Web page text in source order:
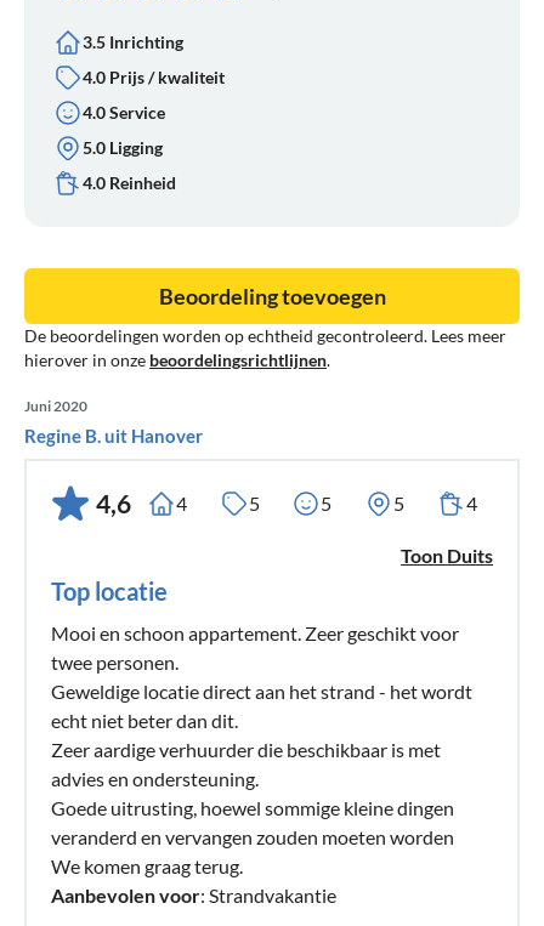
3.5 Inrichting
4.0 Prijs / kwaliteit
4.0 Service
5.0 Ligging
4.0 Reinheid
De beoordelingen worden op echtheid gecontroleerd. Lees meer
hierover in onze beoordelingsrichtlijnen.
Beoordeling toevoegen
Juni 2020
Regine B. uit Hanover
4,6 4 5 5 5 4
Toon Duits
Top locatie
Mooi en schoon appartement. Zeer geschikt voor
twee personen.
Geweldige locatie direct aan het strand - het wordt
echt niet beter dan dit.
Zeer aardige verhuurder die beschikbaar is met
advies en ondersteuning.
Goede uitrusting, hoewel sommige kleine dingen
veranderd en vervangen zouden moeten worden
We komen graag terug.
Aanbevolen voor: Strandvakantie